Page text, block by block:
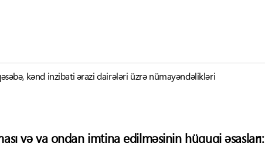
kənd inzibati ərazi dairələri üzrə nümayəndəlikləri
və ya ondan imtina edilməsinin hüquqi əsasları: